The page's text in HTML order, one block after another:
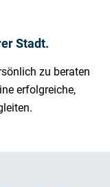
Stadt.
zu beraten
erfolgreiche,